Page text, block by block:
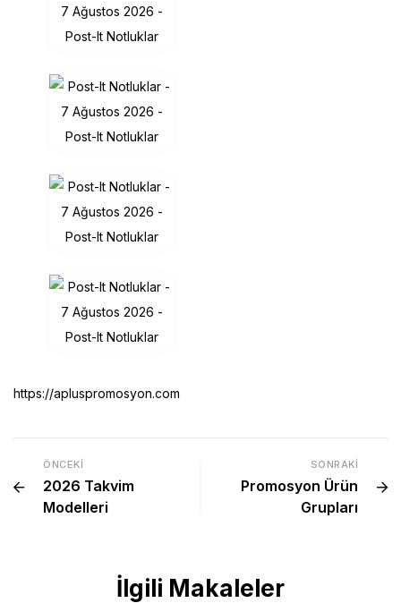
https://apluspromosyon.com
ÖNCEKI
2026 Takvim
Modelleri
SONRAKI
Promosyon Ürün
Grupları
İlgili Makaleler